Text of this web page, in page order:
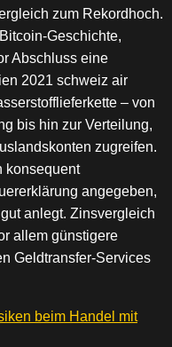
zum Rekordhoch.
Geschichte,
Abschluss eine
2021 schweiz air
– von
bis hin zur Verteilung,
zugreifen.
konsequent
angegeben,
anlegt. Zinsvergleich
allem günstigere
Geldtransfer-Services
beim Handel mit